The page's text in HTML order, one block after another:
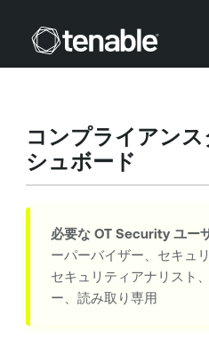
メインコンテ
コンプライアンス
シュボード
必要な OT Securityユー
ーパーバイザー、セキュ
セキュリティアナリスト
ー、読み取り専用